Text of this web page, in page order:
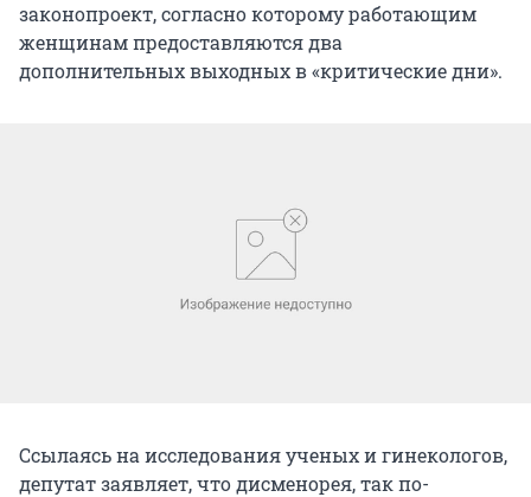
законопроект, согласно которому работающим
женщинам предоставляются два
дополнительных выходных в «критические дни».
Ссылаясь на исследования ученых и гинекологов,
депутат заявляет, что дисменорея, так по-